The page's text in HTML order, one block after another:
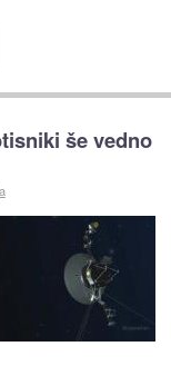
še vedno